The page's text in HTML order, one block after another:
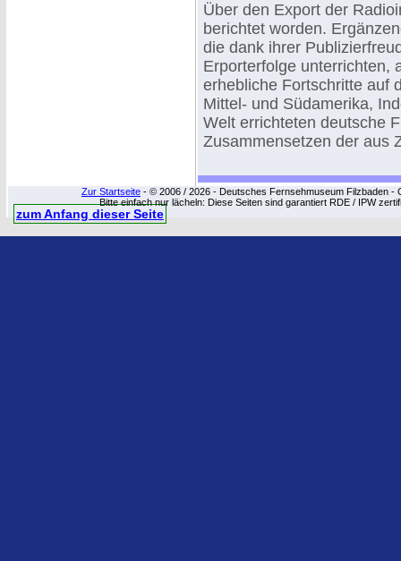
Über den Export der
berichtet worden.
die dank ihrer
Erporterfolge unterrichten,
erhebliche Fortschritte auf
Mittel- und Südamerika,
Welt errichteten deutsche
Zusammensetzen der aus
Zur Startseite - © 2006 / 2026 - Deutsches Fernsehmuseum Filzbaden -
Bitte einfach nur lächeln: Diese Seiten sind garantiert RDE / IPW
zum Anfang dieser Seite